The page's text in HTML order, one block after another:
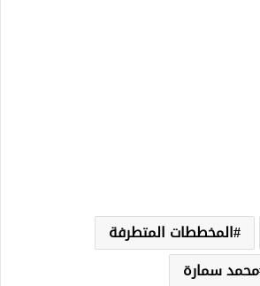
المخططات المتطرفة
محمد سمارة